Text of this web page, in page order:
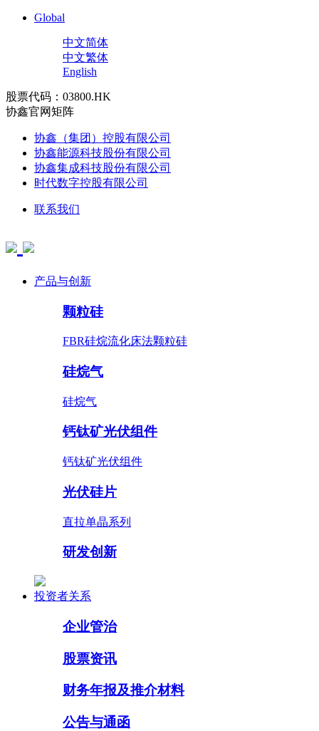
Global
中文简体
中文繁体
English
股票代码：03800.HK
协鑫官网矩阵
协鑫（集团）控股有限公司
协鑫能源科技股份有限公司
协鑫集成科技股份有限公司
时代数字控股有限公司
联系我们
产品与创新
颗粒硅
FBR硅烷流化床法颗粒硅
硅烷气
硅烷气
钙钛矿光伏组件
钙钛矿光伏组件
光伏硅片
直拉单晶系列
研发创新
投资者关系
企业管治
股票资讯
财务年报及推介材料
公告与通函